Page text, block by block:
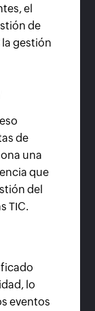
el
de
gestión
de
una
que
del
TIC.
lo
eventos